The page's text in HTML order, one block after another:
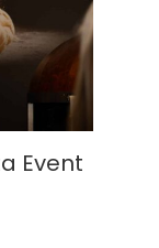
Event